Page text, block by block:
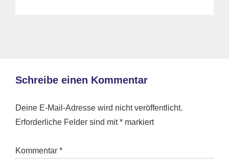
Schreibe einen Kommentar
Deine E-Mail-Adresse wird nicht veröffentlicht.
Erforderliche Felder sind mit* markiert
Kommentar *